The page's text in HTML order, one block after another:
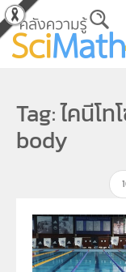
Skip to main
Tag: ไคนีโ
body